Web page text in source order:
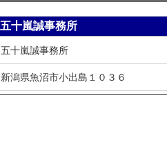
五十嵐誠事務所
五十嵐誠事務所
新潟県魚沼市小出島１０３６